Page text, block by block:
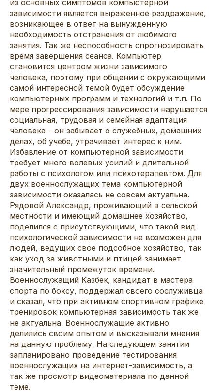
из основных симптомов компьютерной
зависимости является выраженное раздражение,
возникающее в ответ на вынужденную
необходимость отстранения от любимого
занятия. Так же неспособность спрогнозировать
время завершения сеанса. Компьютер
становится центром жизни зависимого
человека, поэтому при общении с окружающими
самой интересной темой будет обсуждение
компьютерных программ и технологий и т.п. По
мере прогрессирования зависимости нарушается
социальная, трудовая и семейная адаптация
человека – он забывает о служебных, домашних
делах, об учебе, утрачивает интерес к ним.
Избавление от компьютерной зависимости
требует много волевых усилий и длительной
работы с психологом или психотерапевтом. Для
двух военнослужащих тема компьютерной
зависимости оказалась не совсем актуальна.
Рядовой Александр, проживающий в сельской
местности и имеющий домашнее хозяйство,
поделился с присутствующими, что такой вид
психологической зависимости не возможен для
людей, ведущих свое подсобное хозяйство, так
как уход за животными и птицей занимает
значительный промежуток времени.
Военнослужащий Казбек, кандидат в мастера
спорта по боксу, поддержал своего сослуживца
и сказал, что при активном спортивном графике
тренировок компьютерная зависимость так же
не актуальна. Военнослужащие активно
делились своим опытом и высказывали мнения
на данную проблему. На следующем занятии
запланировано проведение тестирования
военнослужащих на интернет-зависимость, а
так же просмотр видеоматериала по данной
теме.